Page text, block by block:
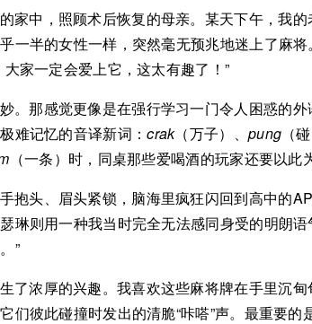
家中，照顾术后恢复的母亲。某天下午，我
一半的女性一样，突然毫无预兆地迷上了麻将
家一定会爱上它，这太有趣了！”
。那感觉更像是在强行学习一门令人困惑的
难记忆的音译新词：crak（万子）、 pung （
（一条）时，同桌那些爱喝酒的玩家还要以此
抱头、眉头紧锁，脑海里疯狂闪回到高中的
琳则用一种我当时完全无法感同身受的明朗
”
了浓厚的兴趣。我喜欢这些麻将牌在手里沉
们彼此碰撞时发出的清脆“咔嗒”声。最重要的